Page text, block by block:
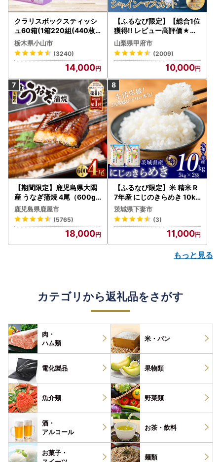
クラリスボックスティッシ
ュ60箱(1箱220組(440枚))
(5個入り×12セット)【配送
不可地域：離島・沖縄県】
【1256759】
栃木県小山市
(3240)
14,000
【ふるなび限定】【総合1位
獲得!! レビュー高評価★】
〈2026年度配送分〉山梨
県産 シャインマスカット 2
～3房（1.0kg以上）シャイ
ン フルーツ FN-Limited-S
P
山梨県甲府市
(2009)
10,000
【期間限定】鹿児島県大隅
産 うなぎ蒲焼 4尾（600g
） KN007-004-04-cp18
うなぎ 鰻 魚 惣菜 総菜
鹿児島県鹿屋市
(5765)
18,000
【ふるなび限定】米 精米 R
7年産 にじのきらめき 10kg
10月 FN-Limited-PR
茨城県下妻市
(3)
11,000
もっと見る
カテゴリから返礼品をさがす
肉・
ハム類
米・パン
電化製品 果物類
魚介類 野菜類
酒・
アルコール
お茶・ 飲料
お菓子・
麺類